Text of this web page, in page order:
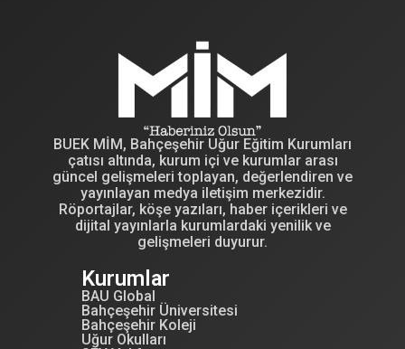
BUEK MİM, Bahçeşehir Uğur Eğitim Kurumları
çatısı altında, kurum içi ve kurumlar arası
güncel gelişmeleri toplayan, değerlendiren ve
yayınlayan medya iletişim merkezidir.
Röportajlar, köşe yazıları, haber içerikleri ve
dijital yayınlarla kurumlardaki yenilik ve
gelişmeleri duyurur.
Kurumlar
BAU Global
Bahçeşehir Üniversitesi
Bahçeşehir Koleji
Uğur Okulları